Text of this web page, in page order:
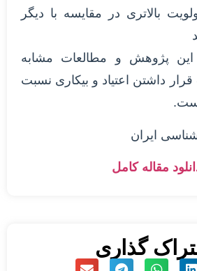
بالاتری در مقایسه با دیگر
این پژوهش و مطالعات مشابه
داشتن اعتیاد و بیکاری نسبت
ایران
مقاله کامل
گذاری